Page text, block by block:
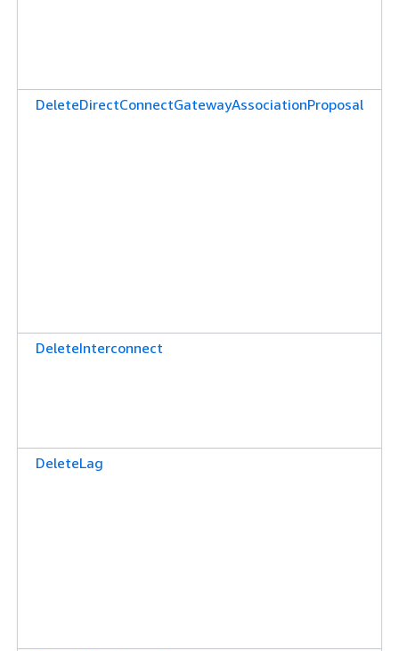
DeleteDirectConnectGatewayAssociationProposal
DeleteInterconnect
DeleteLag